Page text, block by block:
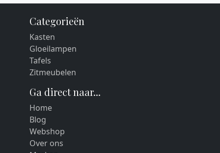
Categorieën
Kasten
Gloeilampen
Tafels
Zitmeubelen
Ga direct naar...
Home
Blog
Webshop
Over ons